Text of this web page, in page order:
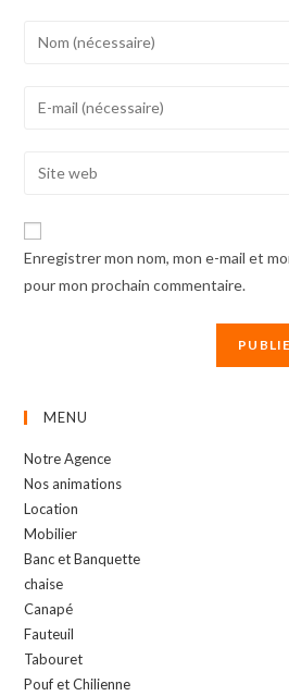
Enter
to
Enter
address
comment
Enter
website
URL
Enregistrer mon nom, mon e-mail et
pour mon prochain commentaire.
MENU
Notre Agence
Nos animations
Location
Mobilier
Banc et Banquette
chaise
Canapé
Fauteuil
Tabouret
Pouf et Chilienne